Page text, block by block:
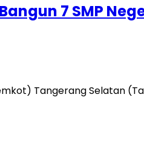
7 SMP
Tangerang Selatan